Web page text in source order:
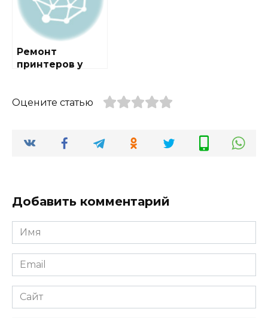
Ремонт
принтеров у
кая
Оцените статью
Добавить комментарий
Имя
Email
Сайт